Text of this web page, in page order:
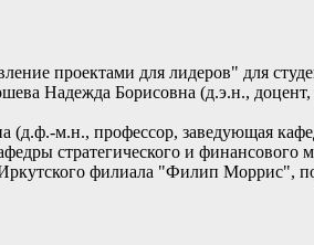
проектами для лидеров" для
Надежда Борисовна (д.э.н.,
(д.ф.-м.н., профессор, заведующая
стратегического и
филиала "Филип Моррис",